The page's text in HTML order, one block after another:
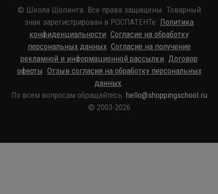
© Школа Шопинга. Все права защищены. Товарный
знак зарегистрирован в РОСПАТЕНТе. Политика
конфиденциальности. Согласие на обработку
персональных данных. Согласие на получение
рекламной и информационной рассылки. Договор
оферты . Отзыв согласия на обработку персональных
данных.
По всем вопросам обращайтесь hello@shoppingschool.ru
© 2003-2026